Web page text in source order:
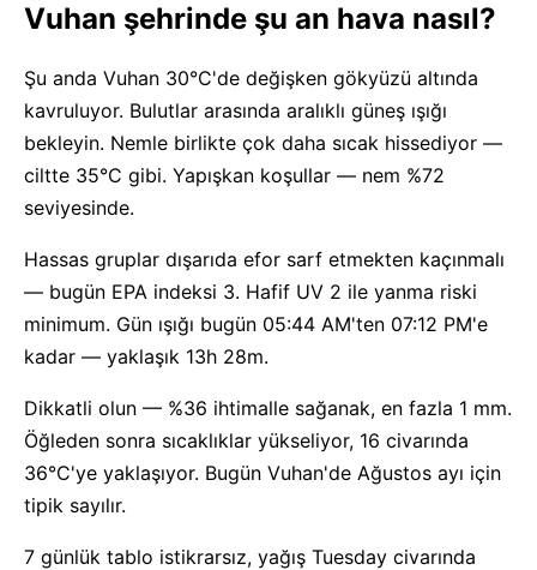
Vuhan şehrinde şu an hava nasıl?
Şu anda Vuhan 30°C'de değişken gökyüzü altında
kavruluyor. Bulutlar arasında aralıklı güneş ışığı
bekleyin. Nemle birlikte çok daha sıcak hissediyor —
ciltte 35°C gibi. Yapışkan koşullar — nem %72
seviyesinde.
Hassas gruplar dışarıda efor sarf etmekten kaçınmalı
— bugün EPA indeksi 3. Hafif UV 2 ile yanma riski
minimum. Gün ışığı bugün 05:44 AM'ten 07:12 PM'e
kadar — yaklaşık 13h 28m.
Dikkatli olun — %36 ihtimalle sağanak, en fazla 1 mm.
Öğleden sonra sıcaklıklar yükseliyor, 16 civarında
36°C'ye yaklaşıyor. Bugün Vuhan'de Ağustos ayı için
tipik sayılır.
7 günlük tablo istikrarsız, yağış Tuesday civarında